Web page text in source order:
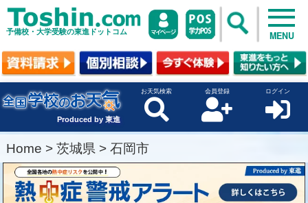
予備校・大学受験の東進ドットコム MENU
Produced by 東進
お天気検索 会員登録 ログイン
Home > 茨城県 > 石岡市